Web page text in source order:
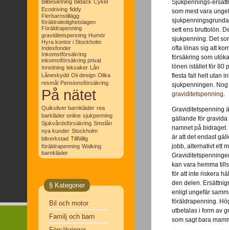
Bilbesiktning bildäck Cykel
Ecodriving fiddy
Flerbarnstillägg
föräldraledighetslagen
Föräldrapenning
graviditetspenning Humör
Hyra kontor i Stockholm
Indexfonder
Inkomstförsäkring
inkomstförsäkring privat
Inredning leksaker Lån
Låneskydd Oii design Olika
resmål Pensionsförsäkring
På nätet
Quiksilver barnkläder rea
barkläder online sjukpenning
Sjukvårdsförsäkring Smslån
nya kunder Stockholm
bilverkstad Tillfällig
föräldrapenning Walking
barnkläder
§ Kategorier
Bil och motor
Familj och barn
Sjukpennings-
som mest vara
sett ens bruttolön.
sjukpenning. Det
ofta lönas sig att
försäkring som
lönen istället för 80
flesta fall helt utan
sjukpenningen.
graviditetspenning.
Graviditetspenning
gällande för gravida
namnet på
är att det endast
jobb, alternativt ett
kan vara hemma
för att inte riskera
den delen.
enligt ungefär
föräldrapenning.
utbetalas i form av
som sagt bara